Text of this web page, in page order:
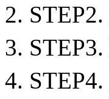
STEP2.
STEP3.
STEP4.